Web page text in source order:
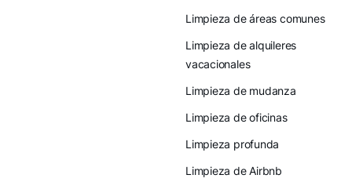
Limpieza de áreas comunes
Limpieza de alquileres
vacacionales
Limpieza de mudanza
Limpieza de oficinas
Limpieza profunda
Limpieza de Airbnb